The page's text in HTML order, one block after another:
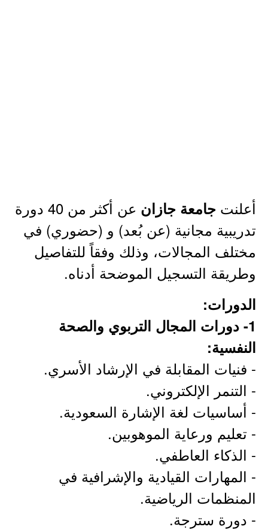
أعلنت جامعة جازان
عن أكثر من 40 دورة
تدريبية مجانية (عن بُعد) و (حضوري) في
مختلف المجالات، وذلك وفقاً للتفاصيل
وطريقة التسجيل الموضحة أدناه.
الدورات:
1- دورات المجال التربوي والصحة
النفسية:
- فنيات المقابلة في الإرشاد الأسري.
- التنمر الإلكتروني.
- أساسيات لغة الإشارة السعودية.
- تعليم ورعاية الموهوبين.
- الذكاء العاطفي.
- المهارات القيادية والإشرافية في
المنظمات الرياضية.
- دورة سترجة.